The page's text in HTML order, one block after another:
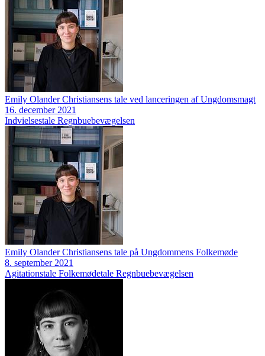
Emily Olander Christiansens tale ved lanceringen af Ungdomsmagt
16. december 2021
Indvielsestale Regnbuebevægelsen
Emily Olander Christiansens tale på Ungdommens Folkemøde
8. september 2021
Agitationstale Folkemødetale Regnbuebevægelsen